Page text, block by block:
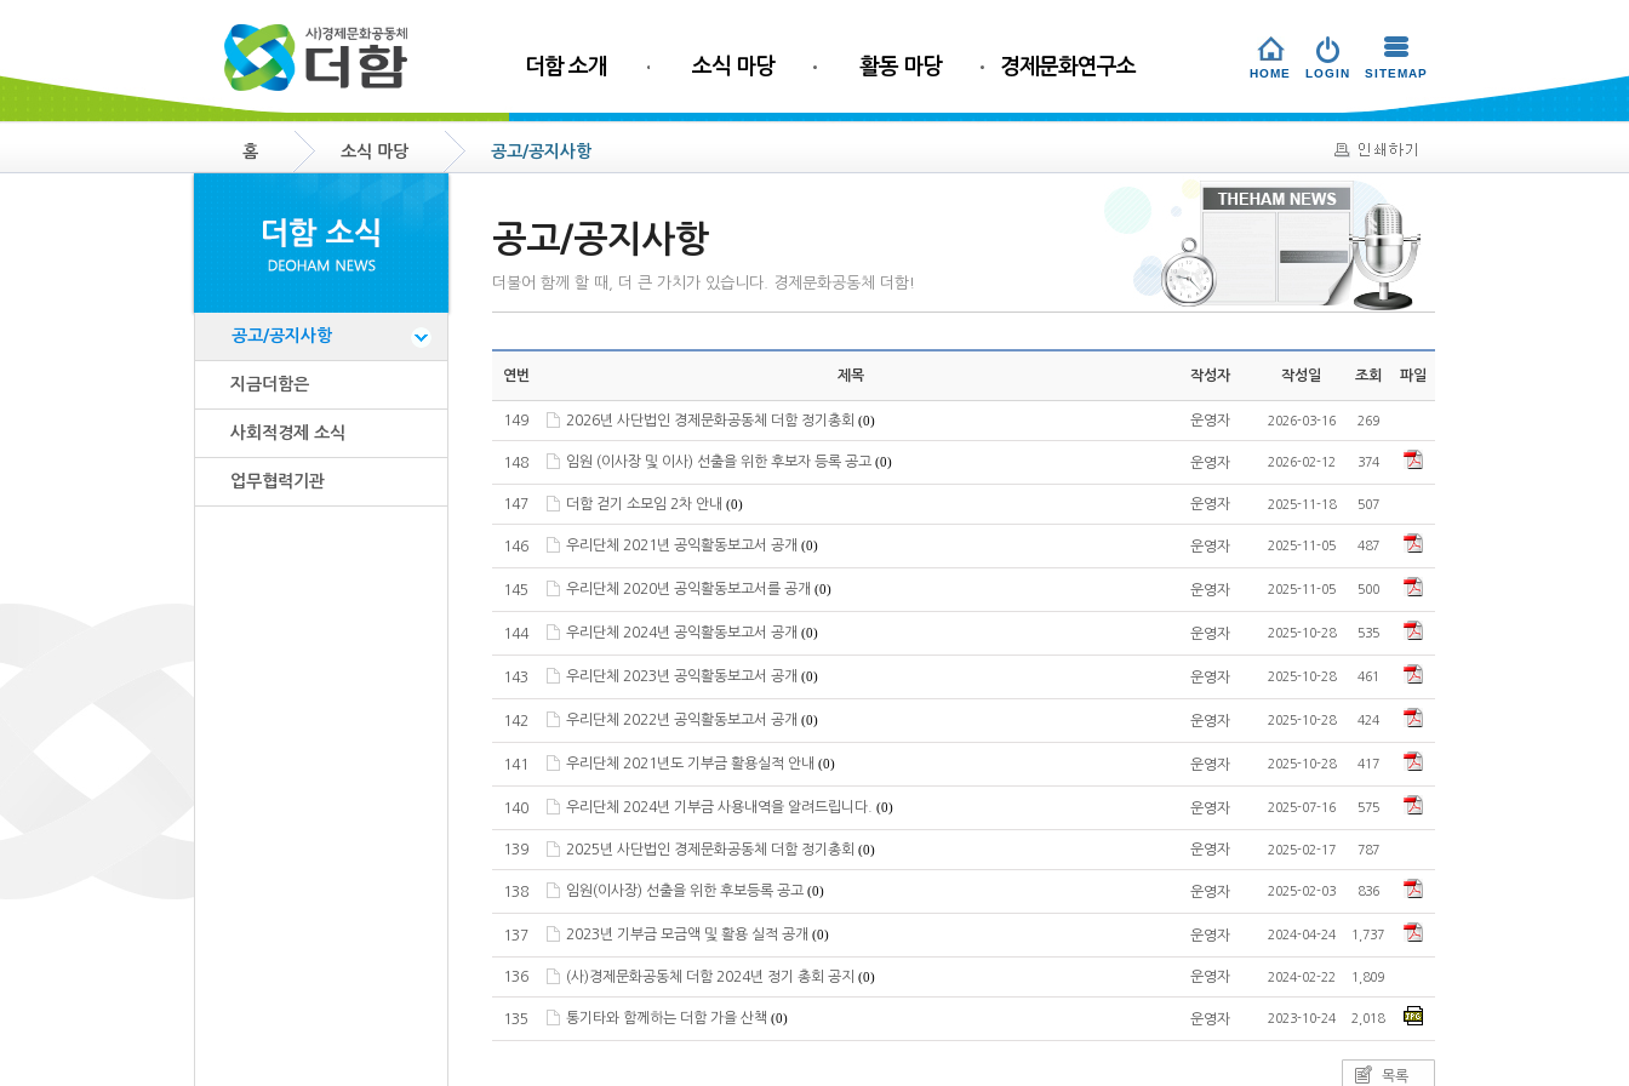
HOME LOGIN SITEMAP
더함 소개 소식 마당 활동 마당 경제문화연구소
홈 소식 마당 공고/공지사항
공고/공지사항
지금더함은
사회적경제 소식
업무협력기관
공고/공지사항
더불어 함께 할 때, 더 큰 가치가 있습니다. 경제문화공동체 더함!
연번 제목 작성자 작성일 조회 파일
149 2026년 사단법인 경제문화공동체 더함 정기총회 (0) 운영자 2026-03-16 269
148 임원 (이사장 및 이사) 선출을 위한 후보자 등록 공고 (0) 운영자 2026-02-12 374
147 더함 걷기 소모임 2차 안내 (0) 운영자 2025-11-18 507
146 우리단체 2021년 공익활동보고서 공개 (0) 운영자 2025-11-05 487
145 우리단체 2020년 공익활동보고서를 공개 (0) 운영자 2025-11-05 500
144 우리단체 2024년 공익활동보고서 공개 (0) 운영자 2025-10-28 535
143 우리단체 2023년 공익활동보고서 공개 (0) 운영자 2025-10-28 461
142 우리단체 2022년 공익활동보고서 공개 (0) 운영자 2025-10-28 424
141 우리단체 2021년도 기부금 활용실적 안내 (0) 운영자 2025-10-28 417
140 우리단체 2024년 기부금 사용내역을 알려드립니다. (0) 운영자 2025-07-16 575
139 2025년 사단법인 경제문화공동체 더함 정기총회 (0) 운영자 2025-02-17 787
138 임원(이사장) 선출을 위한 후보등록 공고 (0) 운영자 2025-02-03 836
137 2023년 기부금 모금액 및 활용 실적 공개 (0) 운영자 2024-04-24 1,737
136 (사)경제문화공동체 더함 2024년 정기 총회 공지 (0) 운영자 2024-02-22 1,809
135 통기타와 함께하는 더함 가을 산책 (0) 운영자 2023-10-24 2,018
목록